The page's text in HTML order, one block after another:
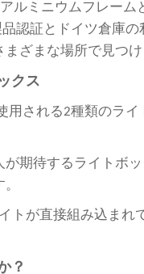
ミニウムフレーム
認証とドイツ倉庫
ざまな場所で見つけ
クス
される2種類のラ
期待するライトボ
トが直接組み込ま
？